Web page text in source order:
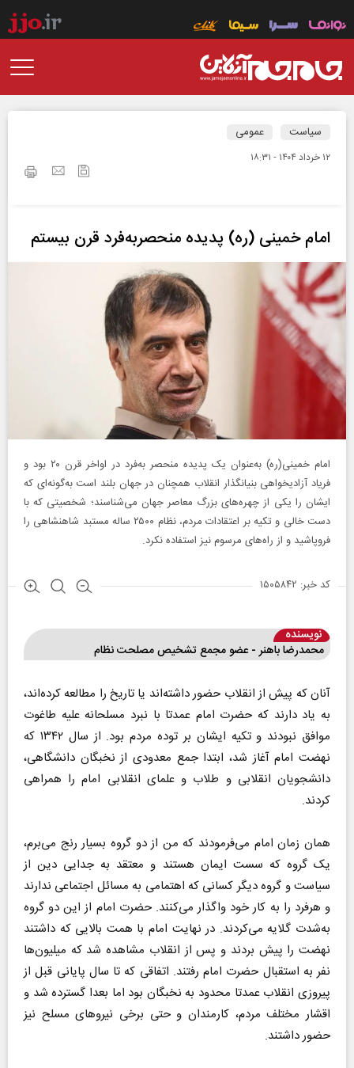
سیاست عمومی
۱۲ خرداد ۱۴۰۴ - ۱۸:۳۱
امام خمینی (ره) پدیده منحصربه‌فرد قرن بیستم
امام خمینی(ره) به‌عنوان یک پدیده منحصر به‌فرد در اواخر قرن ۲۰ بود و
فریاد آزادیخواهی بنیانگذار انقلاب همچنان در جهان بلند است به‌گونه‌ای که
ایشان را یکی از چهره‌های بزرگ معاصر جهان می‌شناسند‌؛ شخصیتی که با
دست خالی و تکیه بر اعتقادات مردم، نظام ۲۵۰۰ ساله مستبد شاهنشاهی را
فروپاشید و از راه‌های مرسوم نیز استفاده نکرد.
کد خبر: ۱۵۰۵۸۴۲
نویسنده
محمدرضا باهنر - عضو ‌مجمع تشخیص مصلحت نظام
آنان که پیش از انقلاب حضور داشته‌اند یا تاریخ را مطالعه کرده‌اند،
به یاد دارند که حضرت امام عمدتا با نبرد مسلحانه علیه طاغوت
موافق نبودند و تکیه ایشان بر توده مردم بود. از سال ۱۳۴۲ که
نهضت امام آغاز شد، ابتدا جمع معدودی از نخبگان دانشگاهی،
دانشجویان انقلابی و طلاب و علمای انقلابی امام را همراهی
کردند.
همان زمان امام می‌فرمودند که من از دو گروه بسیار رنج می‌برم،
یک گروه که سست ایمان هستند و معتقد به جدایی دین از
سیاست و گروه دیگر کسانی که اهتمامی به مسائل اجتماعی ندارند
و هر‌فرد را به کار خود واگذار می‌کنند. حضرت امام از این دو گروه
به‌شدت گلایه می‌کردند. در نهایت امام با همت بالایی که داشتند
نهضت را پیش بردند و پس از انقلاب مشاهده شد که میلیون‌ها
نفر به استقبال حضرت امام رفتند. اتفاقی که تا سال پایانی قبل از
پیروزی انقلاب عمدتا محدود به نخبگان بود اما بعدا گسترده شد و
اقشار مختلف مردم، کارمندان و حتی برخی نیروهای مسلح نیز
حضور داشتند.